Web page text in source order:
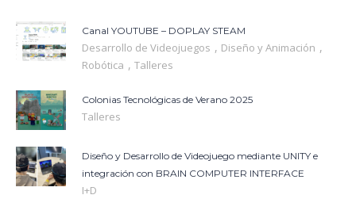
Canal YOUTUBE – DOPLAY STEAM
Desarrollo de Videojuegos , Diseño y Animación ,
Robótica , Talleres
Colonias Tecnológicas de Verano 2025
Talleres
Diseño y Desarrollo de Videojuego mediante UNITY e
integración con BRAIN COMPUTER INTERFACE
I+D